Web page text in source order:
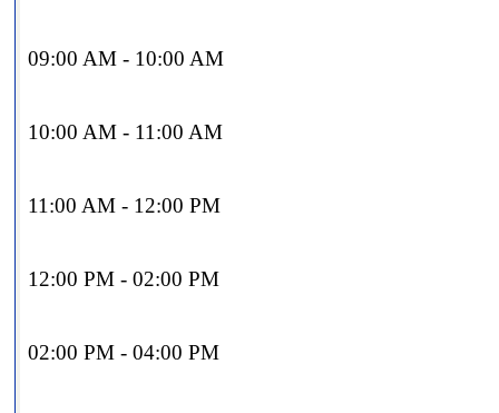
09:00 AM - 10:00 AM
10:00 AM - 11:00 AM
11:00 AM - 12:00 PM
12:00 PM - 02:00 PM
02:00 PM - 04:00 PM